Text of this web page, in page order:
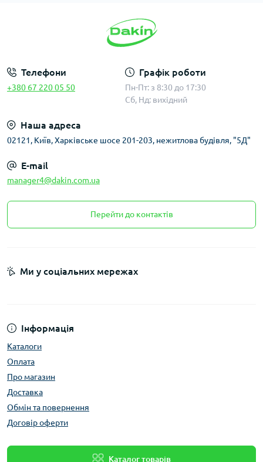
Телефони
+380 67 220 05 50
Графік роботи
Пн-Пт: з 8:30 до 17:30
Сб, Нд: вихідний
Наша адреса
02121, Київ, Харківське шосе 201-203, нежитлова будівля, "5Д"
E-mail
manager4@dakin.com.ua
Перейти до контактів
Інформація
Каталоги
Оплата
Про магазин
Доставка
Обмін та повернення
Договір оферти
Каталог товарів
Ми у соціальних мережах